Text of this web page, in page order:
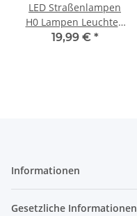
LED Straßenlampen
H0 Lampen Leuchten
6,5cm 12-19V
19,99 € *
Informationen
Gesetzliche Informationen